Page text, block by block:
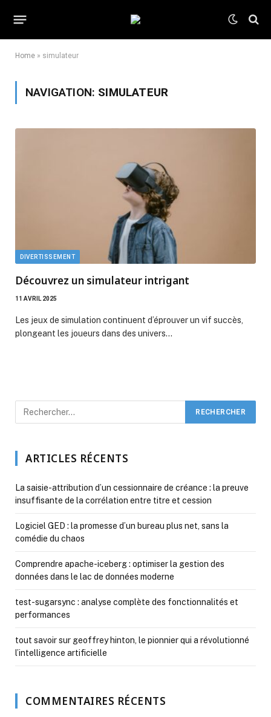
Home » simulateur
NAVIGATION: SIMULATEUR
DIVERTISSEMENT
Découvrez un simulateur intrigant
11 AVRIL 2025
Les jeux de simulation continuent d’éprouver un vif succès,
plongeant les joueurs dans des univers…
ARTICLES RÉCENTS
La saisie-attribution d’un cessionnaire de créance : la preuve
insuffisante de la corrélation entre titre et cession
Logiciel GED : la promesse d’un bureau plus net, sans la
comédie du chaos
Comprendre apache-iceberg : optimiser la gestion des
données dans le lac de données moderne
test-sugarsync : analyse complète des fonctionnalités et
performances
tout savoir sur geoffrey hinton, le pionnier qui a révolutionné
l’intelligence artificielle
COMMENTAIRES RÉCENTS